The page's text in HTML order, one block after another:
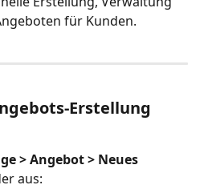
für Kunden.
Erstellung
> Angebot > Neues
aus: